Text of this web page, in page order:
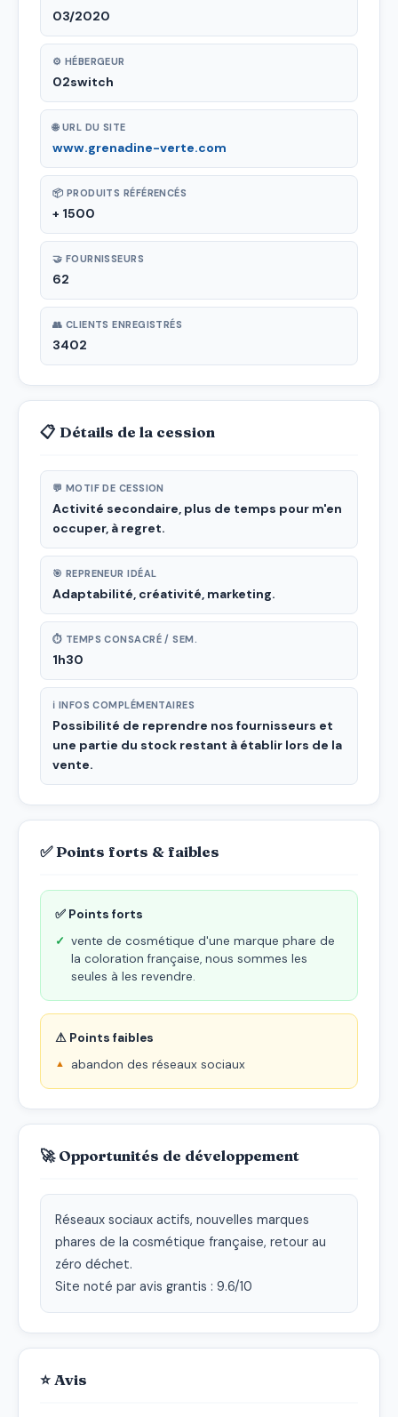
03/2020
⚙ HÉBERGEUR
02switch
🌐 URL DU SITE
www.grenadine-verte.com
📦 PRODUITS RÉFÉRENCÉS
+ 1500
🤝 FOURNISSEURS
62
👥 CLIENTS ENREGISTRÉS
3402
📋 Détails de la cession
💬 MOTIF DE CESSION
Activité secondaire, plus de temps pour m'en
occuper, à regret.
🎯 REPRENEUR IDÉAL
Adaptabilité, créativité, marketing.
⏱ TEMPS CONSACRÉ / SEM.
1h30
ℹ INFOS COMPLÉMENTAIRES
Possibilité de reprendre nos fournisseurs et
une partie du stock restant à établir lors de la
vente.
✅ Points forts & faibles
✅ Points forts
vente de cosmétique d'une marque phare de
la coloration française, nous sommes les
seules à les revendre.
⚠ Points faibles
abandon des réseaux sociaux
🚀 Opportunités de développement
Réseaux sociaux actifs, nouvelles marques
phares de la cosmétique française, retour au
zéro déchet.
Site noté par avis grantis : 9.6/10
⭐ Avis